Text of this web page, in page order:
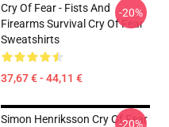
Cry Of Fear - Fists And
Firearms Survival Cry Of Fear
Sweatshirts
37,67 € - 44,11 €
-20%
Simon Henriksson Cry Of Fear
-20%